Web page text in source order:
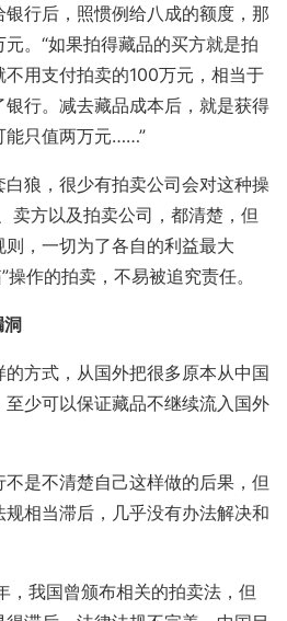
行后，照惯例给八成的额度，那
。“如果拍得藏品的买方就是拍
用支付拍卖的100万元，相当于
行。减去藏品成本后，就是获得
能只值两万元……”
狼，很少有拍卖公司会对这种操
卖方以及拍卖公司，都清楚，但
，一切为了各自的利益最大
操作的拍卖，不易被追究责任。
洞
方式，从国外把很多原本从中国
少可以保证藏品不继续流入国外
是不清楚自己这样做的后果，但
相当滞后，几乎没有办法解决和
，我国曾颁布相关的拍卖法，但